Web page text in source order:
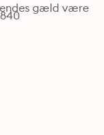
gæld være